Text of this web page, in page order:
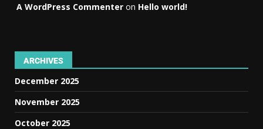
A WordPress Commenter on Hello world!
ARCHIVES
December 2025
November 2025
October 2025